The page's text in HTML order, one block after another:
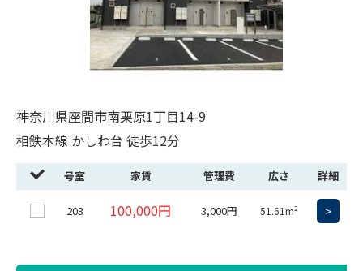
神奈川県座間市南栗原1丁目14-9
相鉄本線 かしわ台 徒歩12分
号室 家賃 管理費 広さ 詳細
203 100,000円 3,000円 51.61m² >